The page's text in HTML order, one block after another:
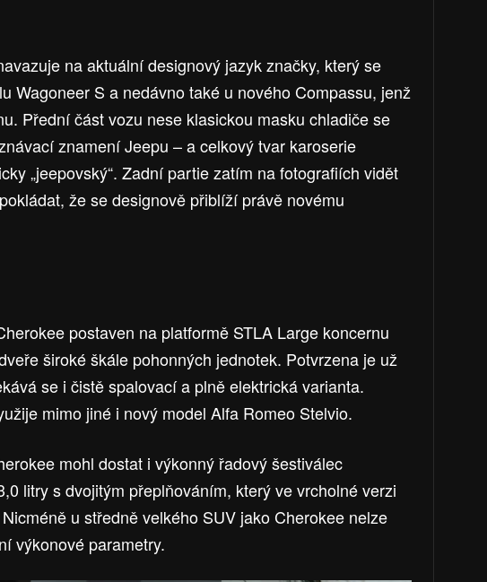
na aktuální designový jazyk značky, který se
Wagoneer S a nedávno také u nového Compassu, jenž
Přední část vozu nese klasickou masku chladiče se
znamení Jeepu – a celkový tvar karoserie
„jeepovský“. Zadní partie zatím na fotografiích vidět
že se designově přiblíží právě novému
postaven na platformě STLA Large koncernu
široké škále pohonných jednotek. Potvrzena je už
se i čistě spalovací a plně elektrická varianta.
mimo jiné i nový model Alfa Romeo Stelvio.
mohl dostat i výkonný řadový šestiválec
litry s dvojitým přeplňováním, který ve vrcholné verzi
u středně velkého SUV jako Cherokee nelze
výkonové parametry.